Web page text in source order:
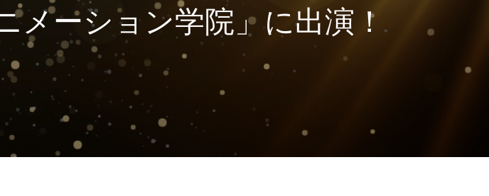
メーション学院」に出演！